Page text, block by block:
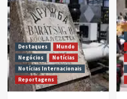
Destaques
Mundo
Negócios
Notícias
Notícias Internacionais
Reportagens